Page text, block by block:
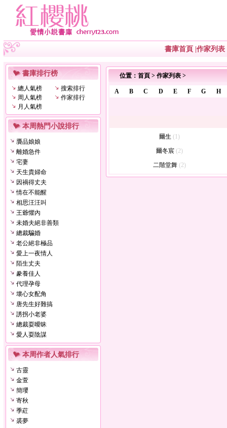
書庫首頁 作家列表
書庫排行榜
總人氣榜
搜索排行
周人氣榜
作家排行
月人氣榜
本周熱門小說排行
贗品娘娘
離婚急件
宅妻
天生貴婦命
因禍得丈夫
情在不能醒
相思汪汪叫
王爺懼內
未婚夫絕非善類
總裁騙婚
老公絕非極品
愛上一夜情人
陌生丈夫
豢養佳人
代理孕母
壞心女配角
唐先生好難搞
誘拐小老婆
總裁耍曖昧
愛人耍陰謀
本周作者人氣排行
古靈
金萱
簡瓔
寄秋
季葒
裘夢
位置： 首頁 > 作家列表 >
A B C D E F G H
爾生 (1)
爾冬宸 (2)
二階堂舞 (2)